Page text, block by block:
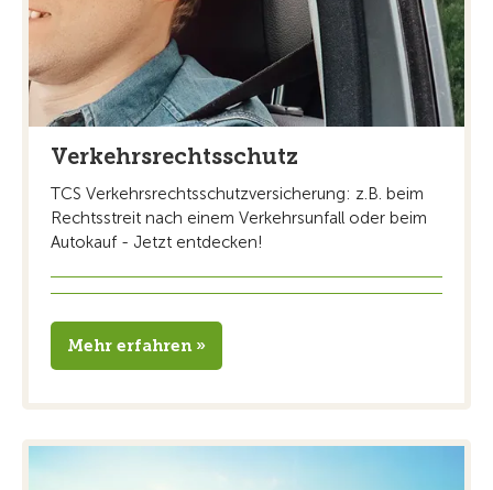
Verkehrsrechtsschutz
TCS Verkehrsrechtsschutzversicherung: z.B. beim
Rechtsstreit nach einem Verkehrsunfall oder beim
Autokauf - Jetzt entdecken!
Mehr erfahren »